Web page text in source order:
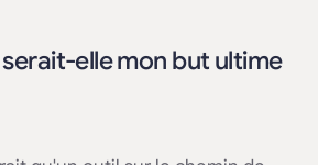
elle mon but ultime